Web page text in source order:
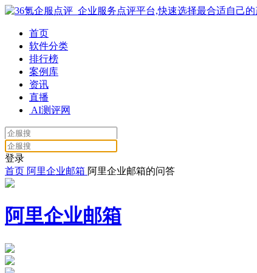
首页
软件分类
排行榜
案例库
资讯
直播
AI测评网
登录
首页 阿里企业邮箱 阿里企业邮箱的问答
阿里企业邮箱